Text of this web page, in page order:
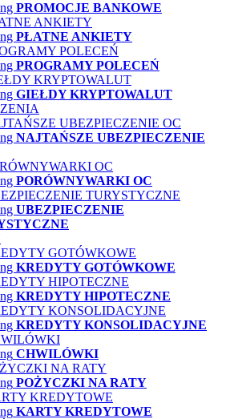
PROMOCJE BANKOWE
PŁATNE ANKIETY
PROGRAMY POLECEŃ
GIEŁDY KRYPTOWALUT
NAJTAŃSZE UBEZPIECZENIE
PORÓWNYWARKI OC
UBEZPIECZENIE
KREDYTY GOTÓWKOWE
KREDYTY HIPOTECZNE
KREDYTY KONSOLIDACYJNE
CHWILÓWKI
POŻYCZKI NA RATY
KARTY KREDYTOWE